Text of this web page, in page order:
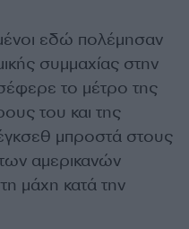
εδώ πολέμησαν
συμμαχίας στην
το μέτρο της
του και της
μπροστά στους
αμερικανών
μάχη κατά την